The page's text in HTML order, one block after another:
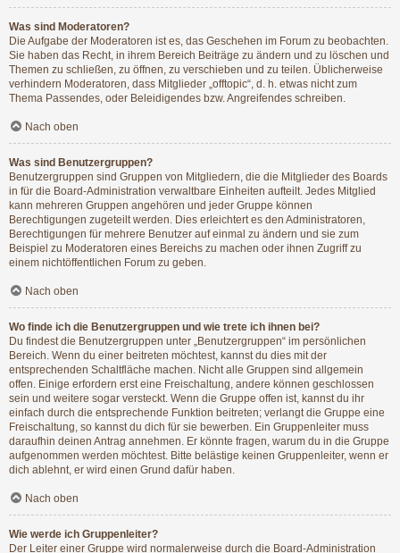
Was sind Moderatoren?
Die Aufgabe der Moderatoren ist es, das Geschehen im Forum zu beobachten.
Sie haben das Recht, in ihrem Bereich Beiträge zu ändern und zu löschen und
Themen zu schließen, zu öffnen, zu verschieben und zu teilen. Üblicherweise
verhindern Moderatoren, dass Mitglieder „offtopic“, d. h. etwas nicht zum
Thema Passendes, oder Beleidigendes bzw. Angreifendes schreiben.
Nach oben
Was sind Benutzergruppen?
Benutzergruppen sind Gruppen von Mitgliedern, die die Mitglieder des Boards
in für die Board-Administration verwaltbare Einheiten aufteilt. Jedes Mitglied
kann mehreren Gruppen angehören und jeder Gruppe können
Berechtigungen zugeteilt werden. Dies erleichtert es den Administratoren,
Berechtigungen für mehrere Benutzer auf einmal zu ändern und sie zum
Beispiel zu Moderatoren eines Bereichs zu machen oder ihnen Zugriff zu
einem nichtöffentlichen Forum zu geben.
Nach oben
Wo finde ich die Benutzergruppen und wie trete ich ihnen bei?
Du findest die Benutzergruppen unter „Benutzergruppen“ im persönlichen
Bereich. Wenn du einer beitreten möchtest, kannst du dies mit der
entsprechenden Schaltfläche machen. Nicht alle Gruppen sind allgemein
offen. Einige erfordern erst eine Freischaltung, andere können geschlossen
sein und weitere sogar versteckt. Wenn die Gruppe offen ist, kannst du ihr
einfach durch die entsprechende Funktion beitreten; verlangt die Gruppe eine
Freischaltung, so kannst du dich für sie bewerben. Ein Gruppenleiter muss
daraufhin deinen Antrag annehmen. Er könnte fragen, warum du in die Gruppe
aufgenommen werden möchtest. Bitte belästige keinen Gruppenleiter, wenn er
dich ablehnt, er wird einen Grund dafür haben.
Nach oben
Wie werde ich Gruppenleiter?
Der Leiter einer Gruppe wird normalerweise durch die Board-Administration